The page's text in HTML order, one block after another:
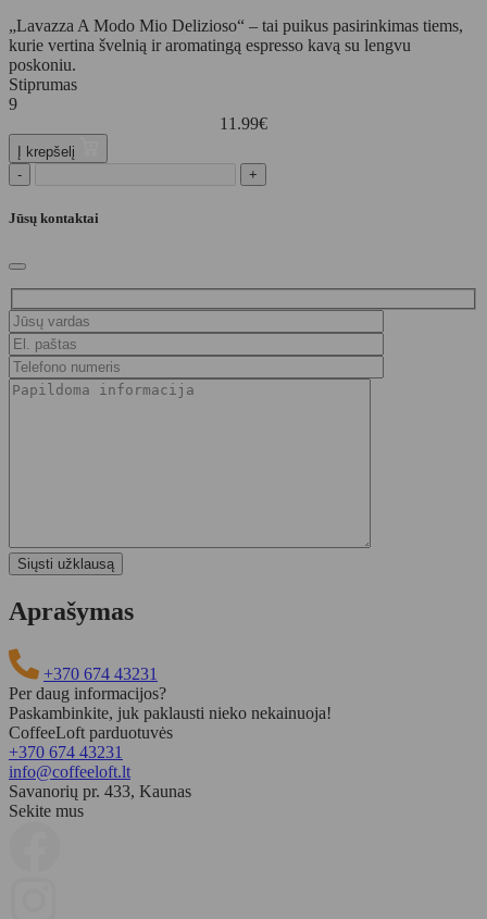
„Lavazza A Modo Mio Delizioso“ – tai puikus pasirinkimas tiems,
kurie vertina švelnią ir aromatingą espresso kavą su lengvu
poskoniu.
Stiprumas
9
11.99€
Į krepšelį
-
+
Jūsų kontaktai
Aprašymas
+370 674 43231
Per daug informacijos?
Paskambinkite, juk paklausti nieko nekainuoja!
Klientų atsiliepimai
Kavos kapsulės LAVAZZA A Modo Mio DELIZIOSO 36vnt.
CoffeeLoft parduotuvės
+370 674 43231
info@coffeeloft.lt
Savanorių pr. 433, Kaunas
Sekite mus